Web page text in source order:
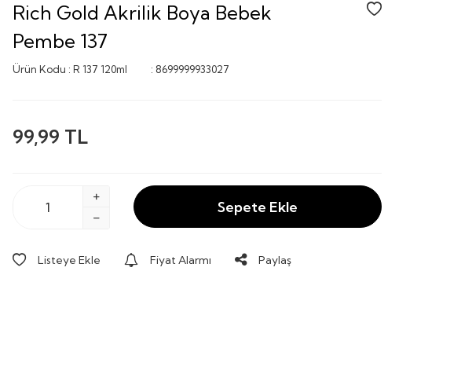
Rich Gold Akrilik Boya Bebek
Pembe 137
Ürün Kodu : R 137 120ml : 8699999933027
99,99 TL
Sepete Ekle
Listeye Ekle Fiyat Alarmı Paylaş